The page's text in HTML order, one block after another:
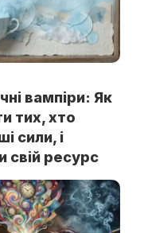
вампіри: Як
тих, хто
сили, і
свій ресурс